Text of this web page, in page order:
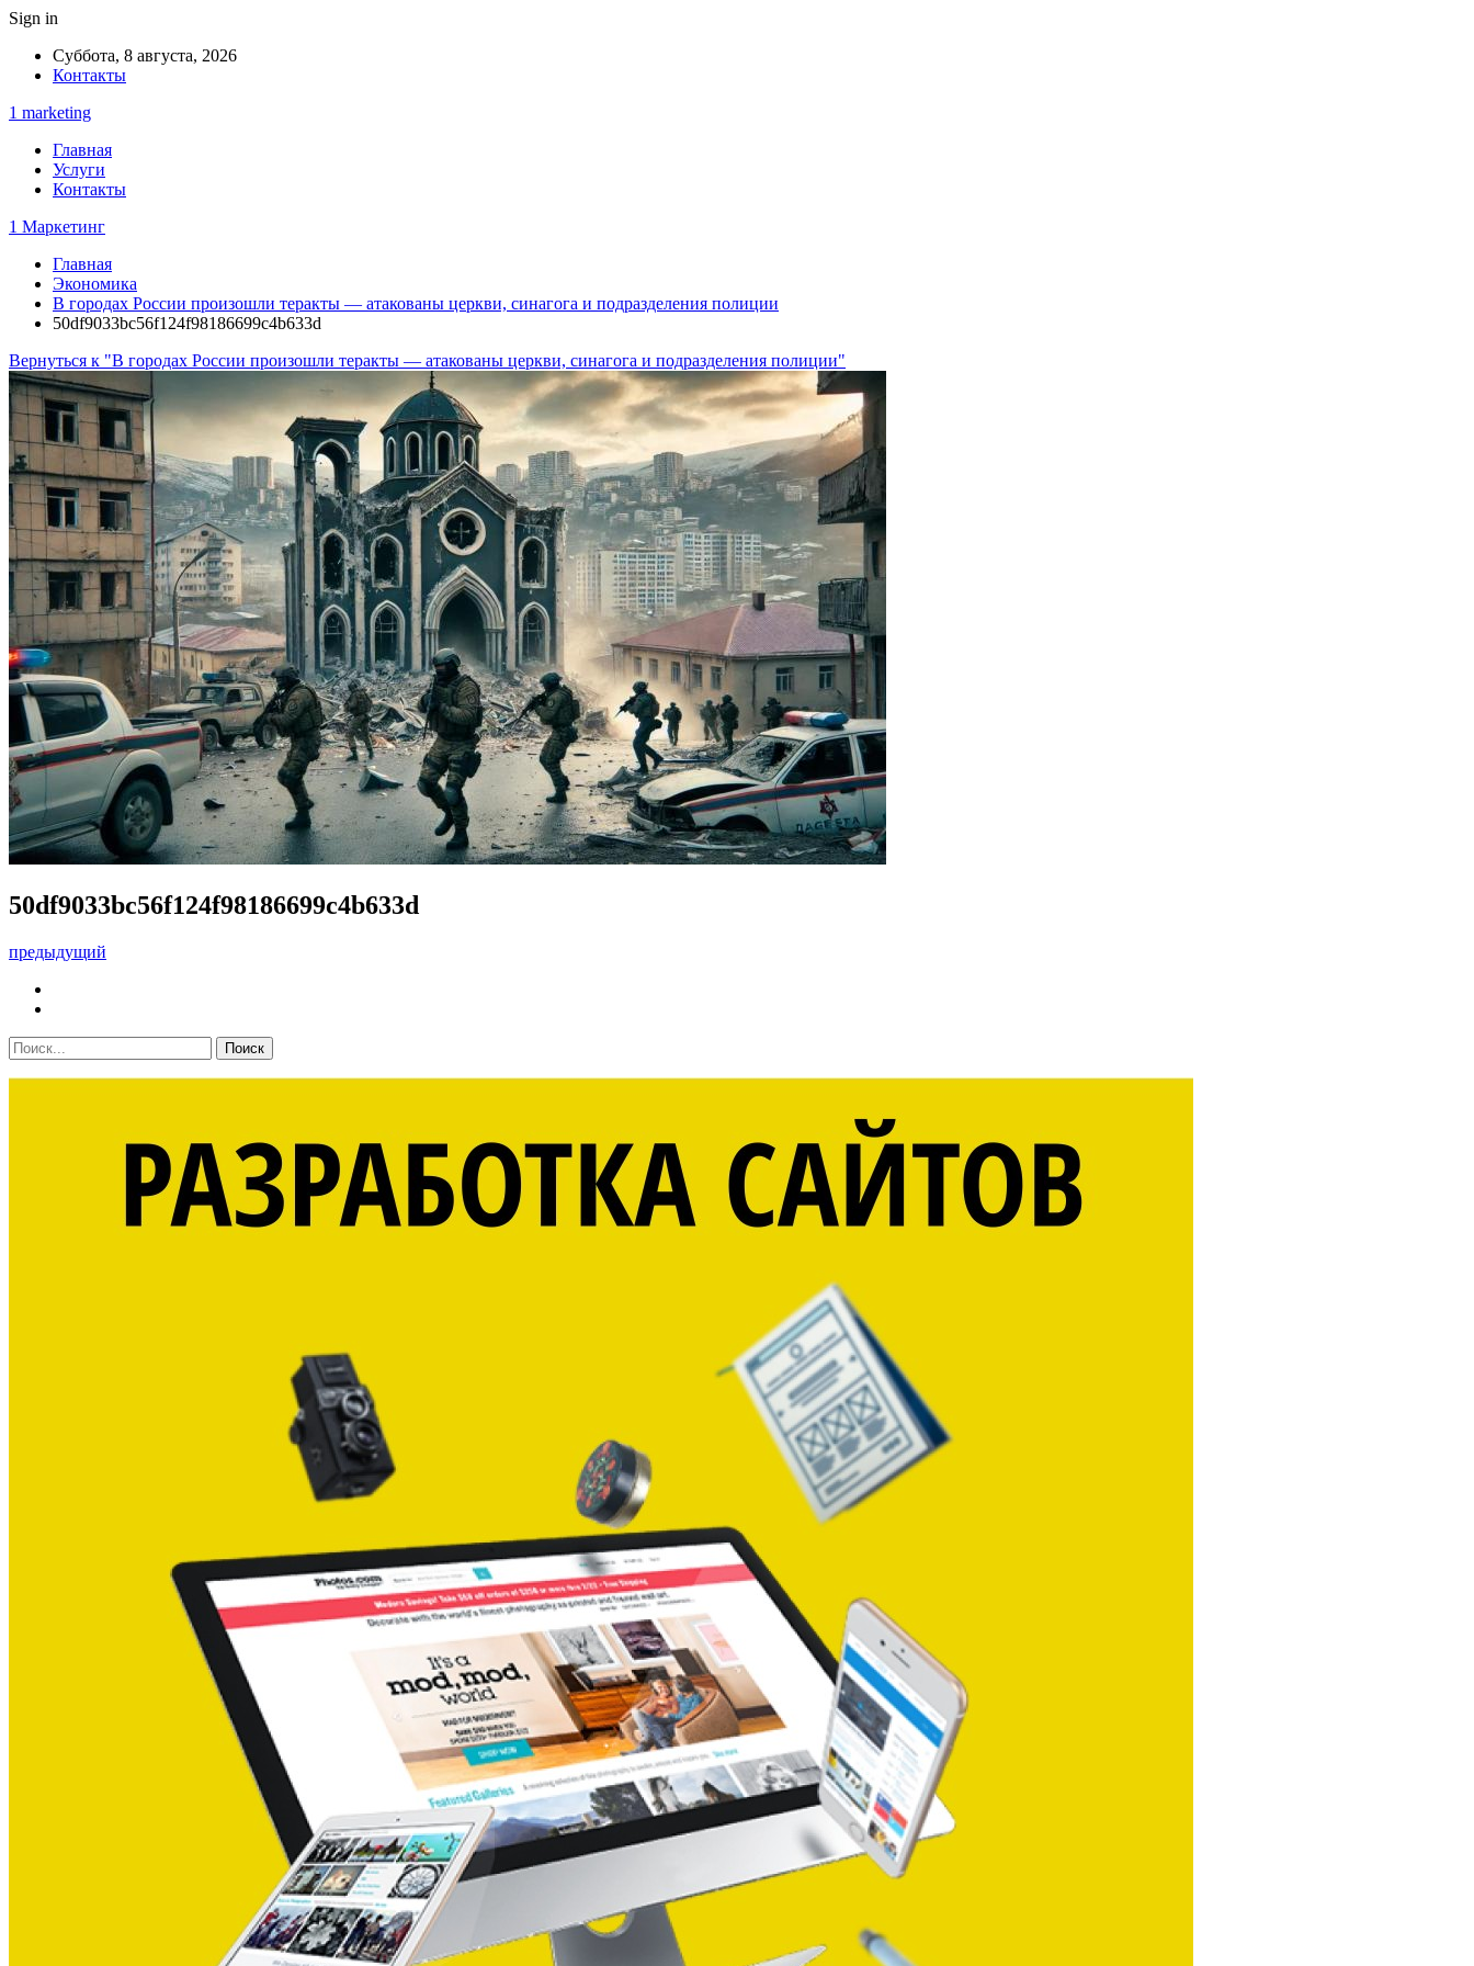
Sign in
Суббота, 8 августа, 2026
Контакты
1 marketing
Главная
Услуги
Контакты
1 Маркетинг
Главная
Экономика
В городах России произошли теракты — атакованы церкви, синагога и подразделения полиции
50df9033bc56f124f98186699c4b633d
Вернуться к "В городах России произошли теракты — атакованы церкви, синагога и подразделения полиции"
50df9033bc56f124f98186699c4b633d
предыдущий